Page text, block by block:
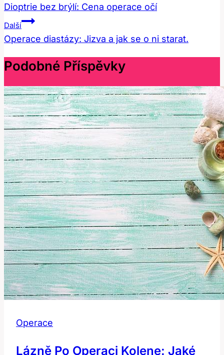
Pro
Příspěvek
Dioptrie bez brýlí: Cena operace očí
Další
Operace diastázy: Jizva a jak se o ni starat.
Podobné Příspěvky
Operace
Lázně Po Operaci Kolene: Jaké